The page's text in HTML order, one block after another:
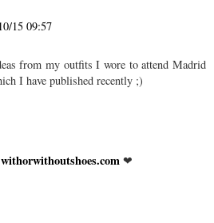
15 09:57
from my outfits I wore to attend Madrid
I have published recently ;)
❤